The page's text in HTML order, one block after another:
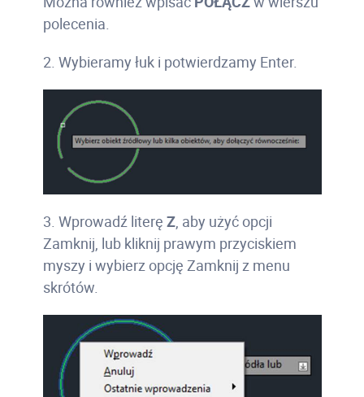
polecenia.
2. Wybieramy łuk i potwierdzamy Enter.
3. Wprowadź literę Z, aby użyć opcji
Zamknij, lub kliknij prawym przyciskiem
myszy i wybierz opcję Zamknij z menu
skrótów.